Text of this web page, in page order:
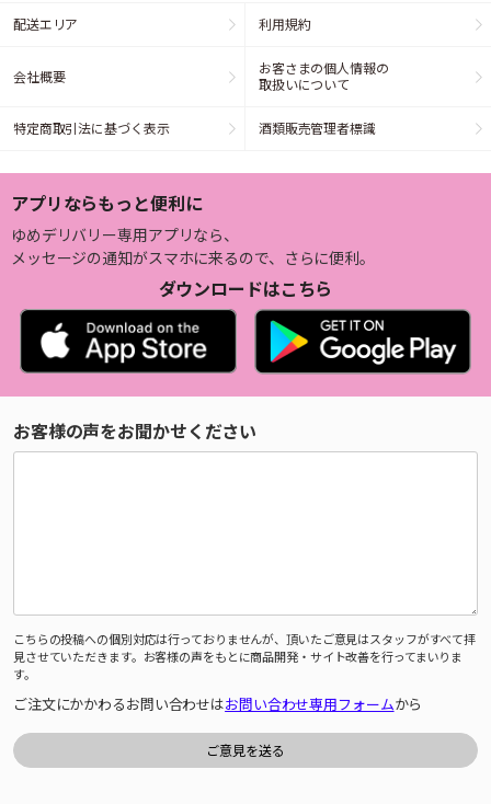
配送エリア 利用規約
会社概要
お客さまの個人情報の
取扱いについて
特定商取引法に基づく表示 酒類販売管理者標識
アプリならもっと便利に
ゆめデリバリー専用アプリなら、
メッセージの通知がスマホに来るので、さらに便利。
ダウンロードはこちら
お客様の声をお聞かせください
こちらの投稿への個別対応は行っておりませんが、頂いたご意見はスタッフがすべて拝
見させていただきます。お客様の声をもとに商品開発・サイト改善を行ってまいりま
す。
ご注文にかかわるお問い合わせはお問い合わせ専用フォームから